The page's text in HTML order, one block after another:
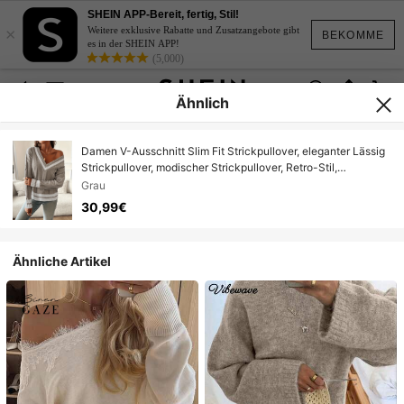
BEKOMME
×
SHEIN APP-Bereit, fertig, Stil!
Weitere exklusive Rabatte und Zusatzangebote gibt
es in der SHEIN APP!
(5,000)
Ähnlich
Damen V-Ausschnitt Slim Fit Strickpullover, eleganter Lässig
Strickpullover, modischer Strickpullover, Retro-Stil,
Schulanfang, Straßenmode
Grau
30,99€
Ähnliche Artikel